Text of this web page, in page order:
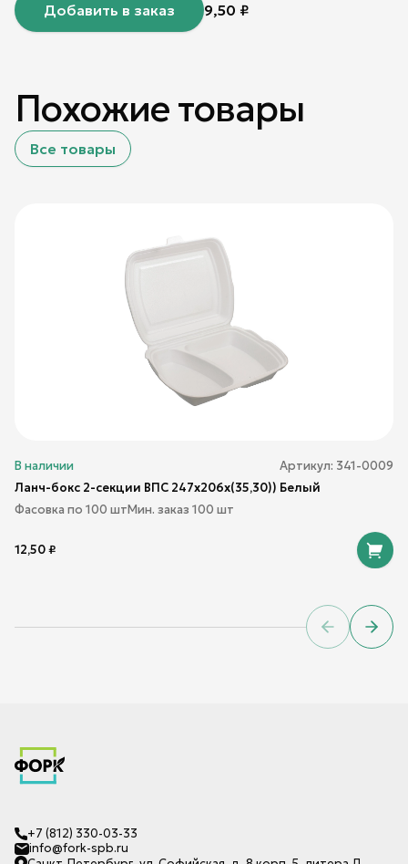
Добавить в заказ 9,50 ₽
Похожие товары
Все товары
В наличии Артикул: 341-0009
Ланч-бокс 2-секции ВПС 247х206х(35,30)) Белый
Фасовка по 100 штМин. заказ 100 шт
12,50₽
Previous
Next
+7 (812) 330-03-33
info@fork-spb.ru